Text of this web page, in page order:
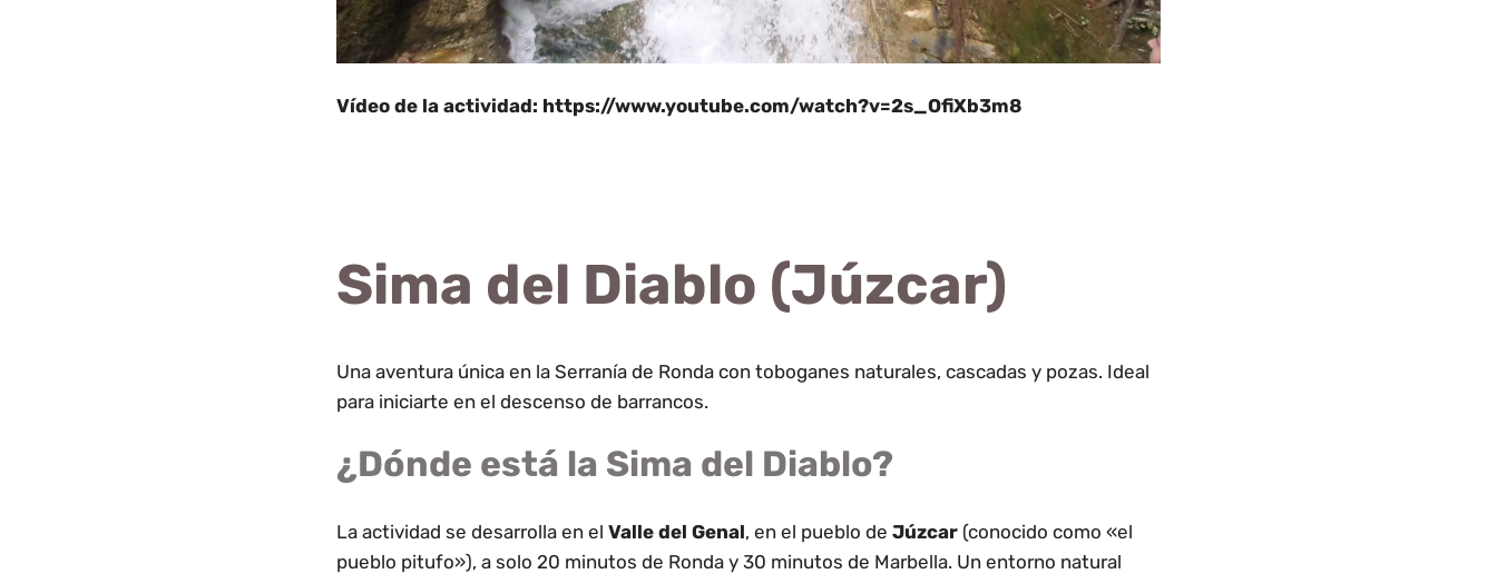
Vídeo de la actividad: https://www.youtube.com/watch?v=2s_OfiXb3m8
Sima del Diablo (Júzcar)
Una aventura única en la Serranía de Ronda con toboganes naturales, cascadas y pozas. Ideal
para iniciarte en el descenso de barrancos.
¿Dónde está la Sima del Diablo?
La actividad se desarrolla en el Valle del Genal, en el pueblo de Júzcar (conocido como «el
pueblo pitufo»), a solo 20 minutos de Ronda y 30 minutos de Marbella. Un entorno natural